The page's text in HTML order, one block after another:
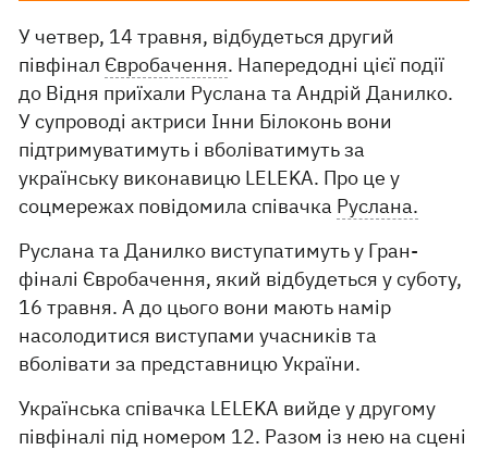
У четвер, 14 травня, відбудеться другий
півфінал Євробачення. Напередодні цієї події
до Відня приїхали Руслана та Андрій Данилко.
У супроводі актриси Інни Білоконь вони
підтримуватимуть і вболіватимуть за
українську виконавицю LELEKA. Про це у
соцмережах повідомила співачка Руслана.
Руслана та Данилко виступатимуть у Гран-
фіналі Євробачення, який відбудеться у суботу,
16 травня. А до цього вони мають намір
насолодитися виступами учасників та
вболівати за представницю України.
Українська співачка LELEKA вийде у другому
півфіналі під номером 12. Разом із нею на сцені